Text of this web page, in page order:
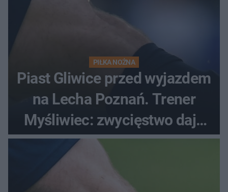
PIŁKA NOŻNA
Piast Gliwice przed wyjazdem
na Lecha Poznań. Trener
Myśliwiec: zwycięstwo daje
satysfakcję